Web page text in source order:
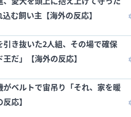
む飼い主【海外の反応】
き抜いた2人組、その場で確保
だ」【海外の反応】
ベルトで宙吊り「それ、家を暖
応】